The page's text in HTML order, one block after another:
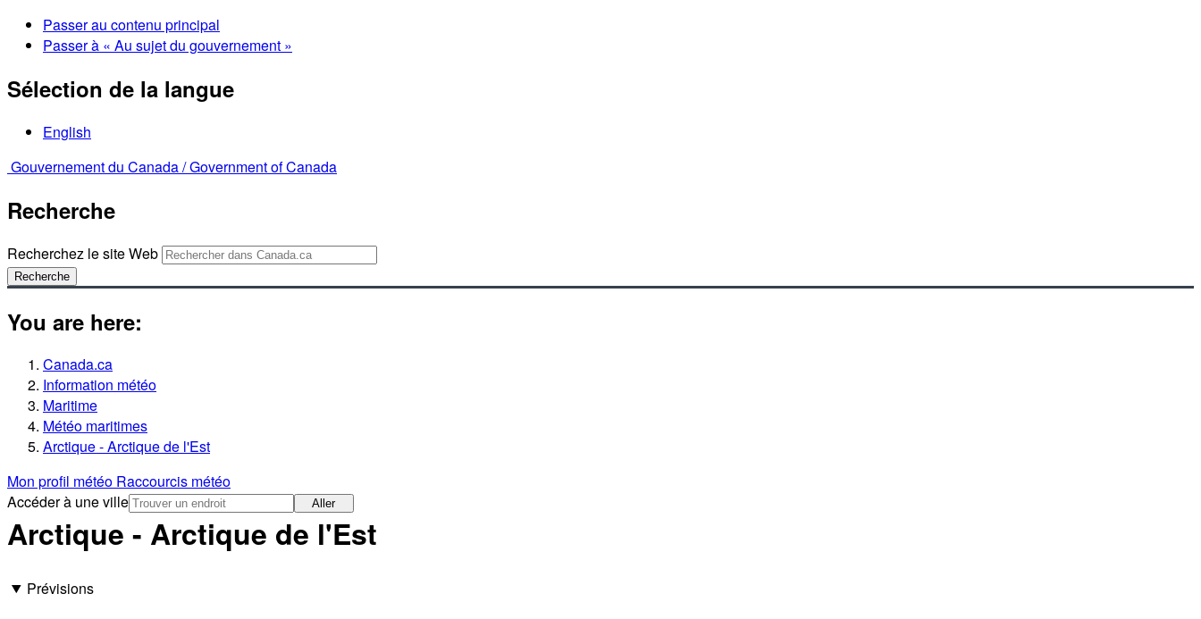
Passer au contenu principal
Passer à « Au sujet du gouvernement »
Sélection de la langue
English
Gouvernement du Canada /Government of Canada
Recherche
Recherchez le site Web
Recherche
You are here:
Canada.ca
Information météo
Maritime
Météo maritimes
Arctique - Arctique de l'Est
Mon profil météo Raccourcis météo
Accéder à une ville
Aller
Arctique - Arctique de l'Est
Prévisions